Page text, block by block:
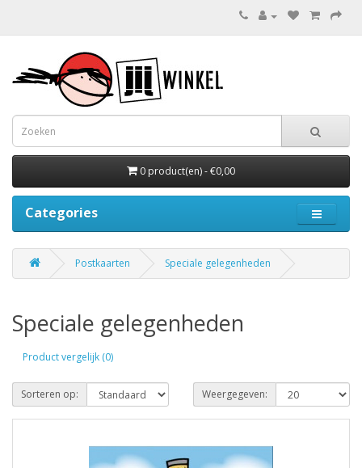
0 product(en) - €0,00
Categories
Postkaarten Speciale gelegenheden
Speciale gelegenheden
Product vergelijk (0)
Sorteren op: Weergegeven: